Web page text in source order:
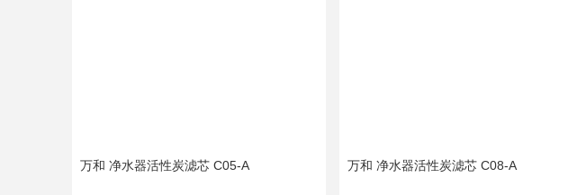
万和 净水器活性炭滤芯 C05-A 万和 净水器活性炭滤芯 C08-A